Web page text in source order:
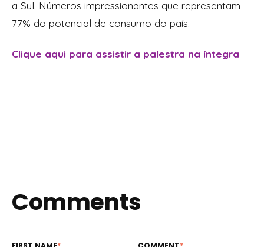
a Sul. Números impressionantes que representam
77% do potencial de consumo do país.
Clique aqui para assistir a palestra na íntegra
Comments